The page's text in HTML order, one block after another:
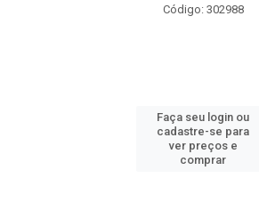
Código: 302988
Faça seu login ou
cadastre-se para
ver preços e
comprar